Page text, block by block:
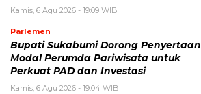
Kamis, 6 Agu 2026 - 19:09 WIB
Parlemen
Bupati Sukabumi Dorong Penyertaan
Modal Perumda Pariwisata untuk
Perkuat PAD dan Investasi
Kamis, 6 Agu 2026 - 19:04 WIB